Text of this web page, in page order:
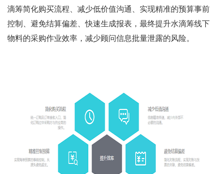
滴筹简化购买流程、减少低价值沟通、实现精准的预算事前
控制、避免结算偏差、快速生成报表，最终提升水滴筹线下
物料的采购作业效率，减少顾问信息批量泄露的风险。